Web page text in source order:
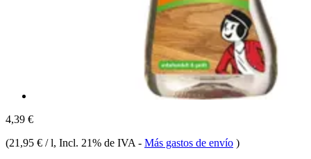
4,39 €
(21,95 € / l, Incl. 21% de IVA - Más gastos de envío )